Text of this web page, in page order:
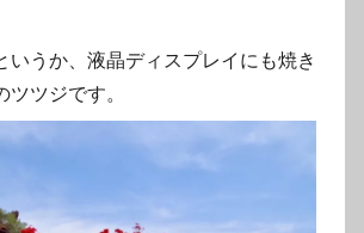
いうか、液晶ディスプレイにも焼き
ツジです。